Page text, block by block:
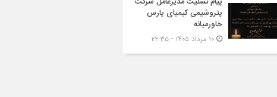
پتروشیمی کیمیای پارس
خاورمیانه